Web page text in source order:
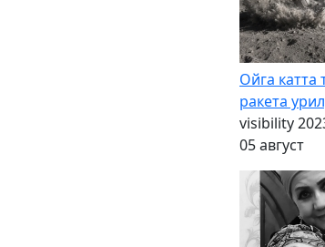
Ойга катта
ракета
visibility
05 август